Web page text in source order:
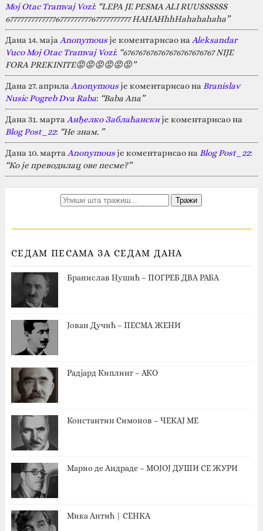
Moj Otac Tramvaj Vozi: “LEPA JE PESMA ALI RUUSSSSSS
67777777777777677777777767777777777 HAHAHhhHahahahaha”
Дана 14. маја Anonymousје коментарисао на Aleksandar
Vuco Moj Otac Tramvaj Vozi: “676767676767676767676767 NIJE
FORA PREKINITE😡😡😡😡😡😡”
Дана 27. априла Anonymousје коментарисао на Branislav
Nusic Pogreb Dva Raba: “Baba Ana”
Дана 31. марта Анђелко Заблаћанскије коментарисао на
Blog Post_22: “Не знам. ”
Дана 10. марта Anonymousје коментарисао на Blog Post_22:
“Ко је преводилац ове песме?”
СЕДАМ ПЕСАМА ЗА СЕДАМ ДАНА
Бранислав Нушић – ПОГРЕБ ДВА РАБА
Јован Дучић – ПЕСМА ЖЕНИ
Радјард Киплинг – АКО
Константин Симонов – ЧЕКАЈ МЕ
Марио де Андраде – МОЈОЈ ДУШИ СЕ ЖУРИ
Мика Антић | СЕНКА